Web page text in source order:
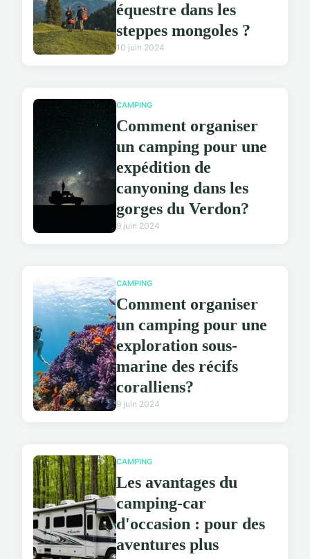
équestre dans les
steppes mongoles ?
10 juin 2024
CAMPING
Comment organiser
un camping pour une
expédition de
canyoning dans les
gorges du Verdon?
9 juin 2024
CAMPING
Comment organiser
un camping pour une
exploration sous-
marine des récifs
coralliens?
9 juin 2024
CAMPING
Les avantages du
camping-car
d'occasion : pour des
aventures plus